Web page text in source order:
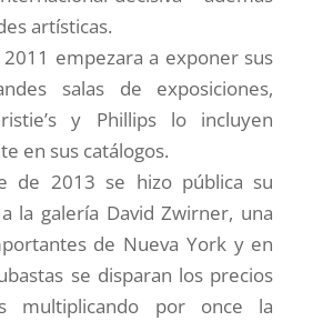
artísticas.
empezara a exponer sus
salas de exposiciones,
y Phillips lo incluyen
en sus catálogos.
de 2013 se hizo pública su
la galería David Zwirner, una
de Nueva York y en
se disparan los precios
multiplicando por once la